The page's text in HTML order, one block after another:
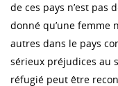
de ces pays n’est pas
donné qu’une femme
autres dans le pays
sérieux préjudices au
réfugié peut être